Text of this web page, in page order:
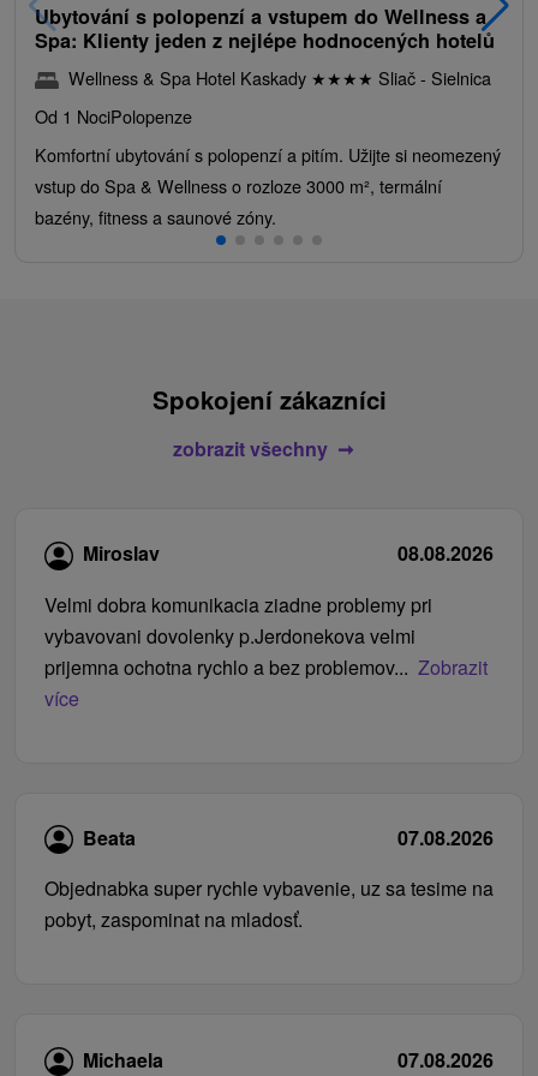
Ubytování s polopenzí a vstupem do Wellness a
Spa: Klienty jeden z nejlépe hodnocených hotelů
Wellness & Spa Hotel Kaskady ★★★★ Sliač - Sielnica
Od 1 NociPolopenze
Komfortní ubytování s polopenzí a pitím. Užijte si neomezený
vstup do Spa & Wellness o rozloze 3000 m², termální
bazény, fitness a saunové zóny.
Spokojení zákazníci
zobrazit všechny
Miroslav
08.08.2026
Velmi dobra komunikacia ziadne problemy pri
vybavovani dovolenky p.Jerdonekova velmi
prijemna ochotna rychlo a bez problemov... Zobrazit
více
Beata
07.08.2026
Objednabka super rychle vybavenie, uz sa tesime na
pobyt, zaspominat na mladosť.
Michaela
07.08.2026